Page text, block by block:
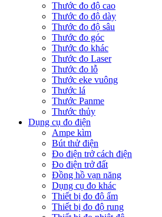
Thước đo độ cao
Thước đo độ dày
Thước đo độ sâu
Thước đo góc
Thước đo khác
Thước đo Laser
Thước đo lỗ
Thước eke vuông
Thước lá
Thước Panme
Thước thủy
Dụng cụ đo điện
Ampe kìm
Bút thử điện
Đo điện trở cách điện
Đo điện trở đất
Đồng hồ vạn năng
Dụng cụ đo khác
Thiết bị đo độ ẩm
Thiết bị đo độ rung